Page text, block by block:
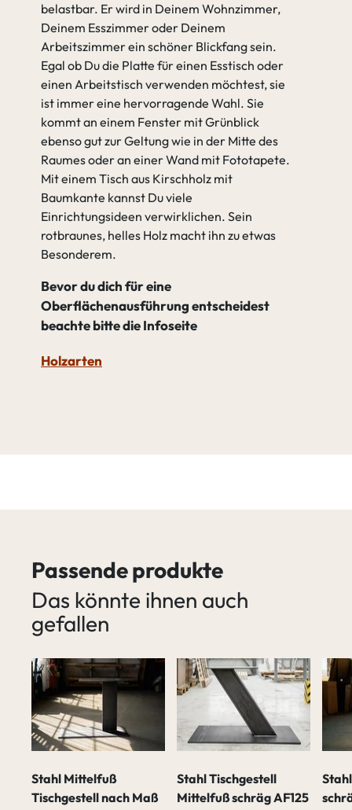
belastbar. Er wird in Deinem Wohnzimmer,
Deinem Esszimmer oder Deinem
Arbeitszimmer ein schöner Blickfang sein.
Egal ob Du die Platte für einen Esstisch oder
einen Arbeitstisch verwenden möchtest, sie
ist immer eine hervorragende Wahl. Sie
kommt an einem Fenster mit Grünblick
ebenso gut zur Geltung wie in der Mitte des
Raumes oder an einer Wand mit Fototapete.
Mit einem Tisch aus Kirschholz mit
Baumkante kannst Du viele
Einrichtungsideen verwirklichen. Sein
rotbraunes, helles Holz macht ihn zu etwas
Besonderem.
Bevor du dich für eine
Oberflächenausführung entscheidest
beachte bitte die Infoseite
Holzarten
Passende produkte
Das könnte ihnen auch
gefallen
Stahl Mittelfuß
Tischgestell nach Maß
Stahl Tischgestell
Mittelfuß schräg AF125